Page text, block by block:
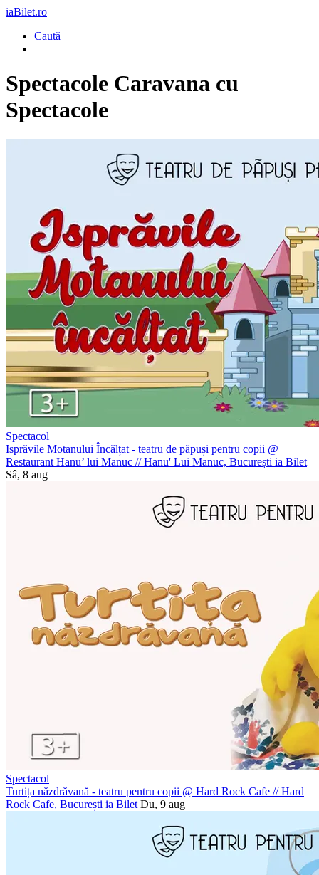
iaBilet.ro
Caută
Spectacole Caravana cu
Spectacole
Spectacol
Isprăvile Motanului Încălțat - teatru de păpuși pentru copii @
Restaurant Hanu’ lui Manuc //Hanu' Lui Manuc, București ia Bilet
Sâ, 8 aug
Spectacol
Turtița năzdrăvană - teatru pentru copii @ Hard Rock Cafe //Hard
Rock Cafe, București ia Bilet Du, 9 aug